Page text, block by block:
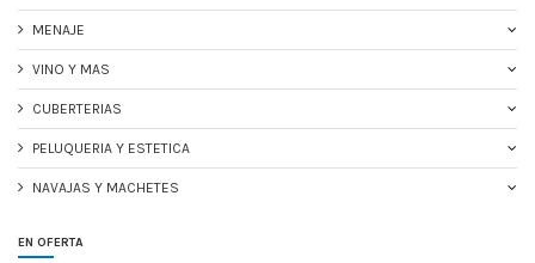
MENAJE
VINO Y MAS
CUBERTERIAS
PELUQUERIA Y ESTETICA
NAVAJAS Y MACHETES
EN OFERTA